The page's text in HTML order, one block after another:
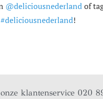
@deliciousnederlandof
#deliciousnederland!
klantenservice 020